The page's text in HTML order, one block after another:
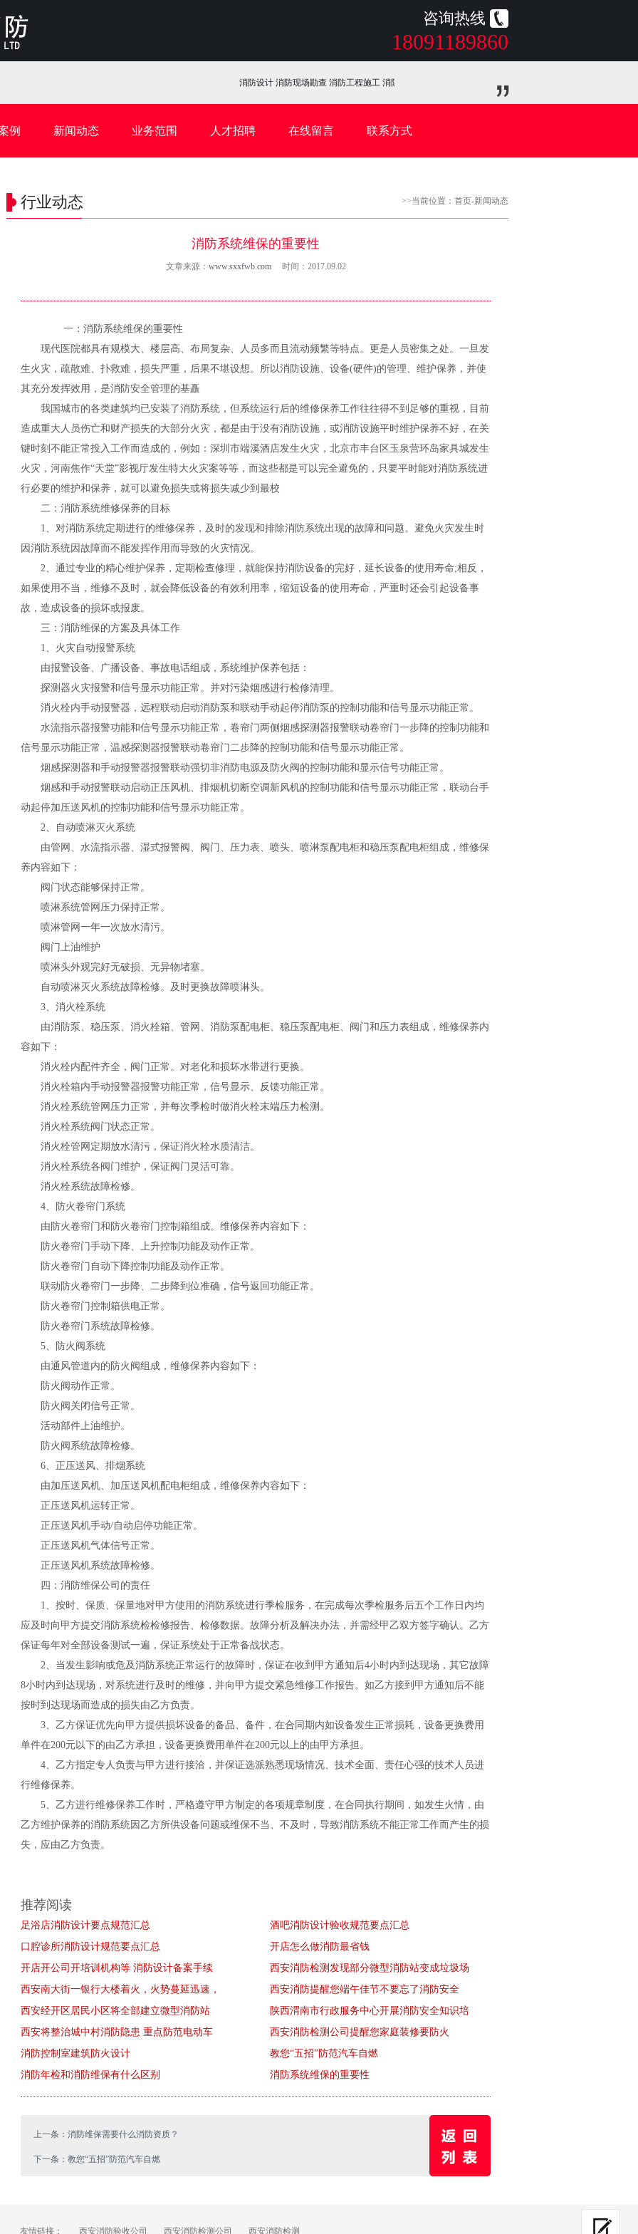
咨询热线
18091189860
消防设计 消防现场勘查 消防工程施工 消防检测验收 消防手续办理
例 新闻动态 业务范围 人才招聘 在线留言 联系方式
行业动态 >>当前位置： 首页-新闻动态
消防系统维保的重要性
文章来源： www.sxxfwb.com时间：2017.09.02
一：消防系统维保的重要性
现代医院都具有规模大、楼层高、布局复杂、人员多而且流动频繁等特点。更是人员密集之处。一旦发
生火灾，疏散难、扑救难，损失严重，后果不堪设想。所以消防设施、设备(硬件)的管理、维护保养，并使
其充分发挥效用，是消防安全管理的基矗
我国城市的各类建筑均已安装了消防系统，但系统运行后的维修保养工作往往得不到足够的重视，目前
造成重大人员伤亡和财产损失的大部分火灾，都是由于没有消防设施，或消防设施平时维护保养不好，在关
键时刻不能正常投入工作而造成的，例如：深圳市端溪酒店发生火灾，北京市丰台区玉泉营环岛家具城发生
火灾，河南焦作“天堂”影视厅发生特大火灾案等等，而这些都是可以完全避免的，只要平时能对消防系统进
行必要的维护和保养，就可以避免损失或将损失减少到最校
二：消防系统维修保养的目标
1、对消防系统定期进行的维修保养，及时的发现和排除消防系统出现的故障和问题。避免火灾发生时
因消防系统因故障而不能发挥作用而导致的火灾情况。
2、通过专业的精心维护保养，定期检查修理，就能保持消防设备的完好，延长设备的使用寿命;相反，
如果使用不当，维修不及时，就会降低设备的有效利用率，缩短设备的使用寿命，严重时还会引起设备事
故，造成设备的损坏或报废。
三：消防维保的方案及具体工作
1、火灾自动报警系统
由报警设备、广播设备、事故电话组成，系统维护保养包括：
探测器火灾报警和信号显示功能正常。并对污染烟感进行检修清理。
消火栓内手动报警器，远程联动启动消防泵和联动手动起停消防泵的控制功能和信号显示功能正常。
水流指示器报警功能和信号显示功能正常，卷帘门两侧烟感探测器报警联动卷帘门一步降的控制功能和
信号显示功能正常，温感探测器报警联动卷帘门二步降的控制功能和信号显示功能正常。
烟感探测器和手动报警器报警联动强切非消防电源及防火阀的控制功能和显示信号功能正常。
烟感和手动报警联动启动正压风机、排烟机切断空调新风机的控制功能和信号显示功能正常，联动台手
动起停加压送风机的控制功能和信号显示功能正常。
2、自动喷淋灭火系统
由管网、水流指示器、湿式报警阀、阀门、压力表、喷头、喷淋泵配电柜和稳压泵配电柜组成，维修保
养内容如下：
阀门状态能够保持正常。
喷淋系统管网压力保持正常。
喷淋管网一年一次放水清污。
阀门上油维护
喷淋头外观完好无破损、无异物堵塞。
自动喷淋灭火系统故障检修。及时更换故障喷淋头。
3、消火栓系统
由消防泵、稳压泵、消火栓箱、管网、消防泵配电柜、稳压泵配电柜、阀门和压力表组成，维修保养内
容如下：
消火栓内配件齐全，阀门正常。对老化和损坏水带进行更换。
消火栓箱内手动报警器报警功能正常，信号显示、反馈功能正常。
消火栓系统管网压力正常，并每次季检时做消火栓末端压力检测。
消火栓系统阀门状态正常。
消火栓管网定期放水清污，保证消火栓水质清洁。
消火栓系统各阀门维护，保证阀门灵活可靠。
消火栓系统故障检修。
4、防火卷帘门系统
由防火卷帘门和防火卷帘门控制箱组成。维修保养内容如下：
防火卷帘门手动下降、上升控制功能及动作正常。
防火卷帘门自动下降控制功能及动作正常。
联动防火卷帘门一步降、二步降到位准确，信号返回功能正常。
防火卷帘门控制箱供电正常。
防火卷帘门系统故障检修。
5、防火阀系统
由通风管道内的防火阀组成，维修保养内容如下：
防火阀动作正常。
防火阀关闭信号正常。
活动部件上油维护。
防火阀系统故障检修。
6、正压送风、排烟系统
由加压送风机、加压送风机配电柜组成，维修保养内容如下：
正压送风机运转正常。
正压送风机手动/自动启停功能正常。
正压送风机气体信号正常。
正压送风机系统故障检修。
四：消防维保公司的责任
1、按时、保质、保量地对甲方使用的消防系统进行季检服务，在完成每次季检服务后五个工作日内均
应及时向甲方提交消防系统检检修报告、检修数据。故障分析及解决办法，并需经甲乙双方签字确认。乙方
保证每年对全部设备测试一遍，保证系统处于正常备战状态。
2、当发生影响或危及消防系统正常运行的故障时，保证在收到甲方通知后4小时内到达现场，其它故障
8小时内到达现场，对系统进行及时的维修，并向甲方提交紧急维修工作报告。如乙方接到甲方通知后不能
按时到达现场而造成的损失由乙方负责。
3、乙方保证优先向甲方提供损坏设备的备品、备件，在合同期内如设备发生正常损耗，设备更换费用
单件在200元以下的由乙方承担，设备更换费用单件在200元以上的由甲方承担。
4、乙方指定专人负责与甲方进行接洽，并保证选派熟悉现场情况、技术全面、责任心强的技术人员进
行维修保养。
5、乙方进行维修保养工作时，严格遵守甲方制定的各项规章制度，在合同执行期间，如发生火情，由
乙方维护保养的消防系统因乙方所供设备问题或维保不当、不及时，导致消防系统不能正常工作而产生的损
失，应由乙方负责。
推荐阅读
足浴店消防设计要点规范汇总
酒吧消防设计验收规范要点汇总
口腔诊所消防设计规范要点汇总
开店怎么做消防最省钱
开店开公司开培训机构等 消防设计备案手续
西安消防检测发现部分微型消防站变成垃圾场
西安南大街一银行大楼着火，火势蔓延迅速，
西安消防提醒您端午佳节不要忘了消防安全
西安经开区居民小区将全部建立微型消防站
陕西渭南市行政服务中心开展消防安全知识培
西安将整治城中村消防隐患 重点防范电动车
西安消防检测公司提醒您家庭装修要防火
消防控制室建筑防火设计
教您“五招”防范汽车自燃
消防年检和消防维保有什么区别
消防系统维保的重要性
上一条：消防维保需要什么消防资质？
下一条：教您“五招”防范汽车自燃
友情链接： 西安消防验收公司 西安消防检测公司 西安消防检测